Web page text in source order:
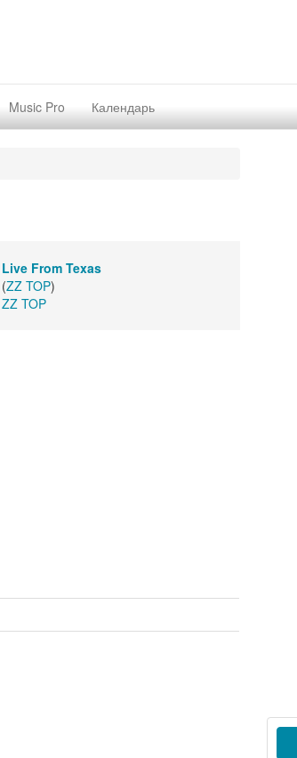
Music Pro Календарь
Live From Texas
(ZZ TOP)
ZZ TOP